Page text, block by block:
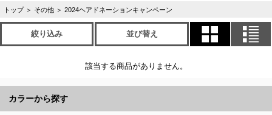
トップ ＞ その他 ＞ 2024ヘアドネーションキャンペーン
絞り込み 並び替え
該当する商品がありません。
カラーから探す